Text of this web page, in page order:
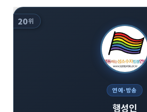
20위
연예·방송
행성인